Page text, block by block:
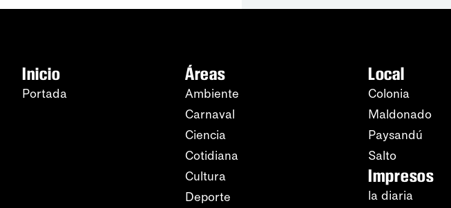
Inicio
Portada
Áreas
Ambiente
Carnaval
Ciencia
Cotidiana
Cultura
Deporte
Local
Colonia
Maldonado
Paysandú
Salto
Impresos
la diaria